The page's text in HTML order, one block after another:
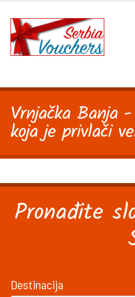
Vrnjačka Banja
koja je privlači
Pronađite
Destinacija